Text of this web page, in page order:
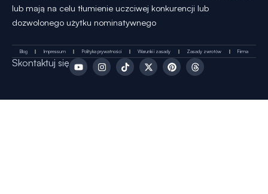
lub mają na celu tłumienie uczciwej konkurencji lub
dozwolonego użytku nominatywnego
Blog Impressum Polityka prywatności Warunki i zasady Zasady zwrotów Firma
Skontaktuj się Y
o
u
I
n
a
T
i
o
X
-
i
P
i
e
T
h
a